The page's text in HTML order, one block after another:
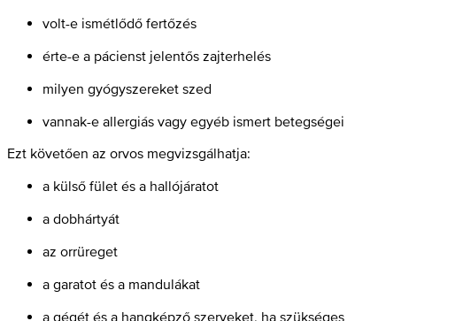
volt-e ismétlődő fertőzés
érte-e a pácienst jelentős zajterhelés
milyen gyógyszereket szed
vannak-e allergiás vagy egyéb ismert betegségei
Ezt követően az orvos megvizsgálhatja:
a külső fület és a hallójáratot
a dobhártyát
az orrüreget
a garatot és a mandulákat
a gégét és a hangképző szerveket, ha szükséges